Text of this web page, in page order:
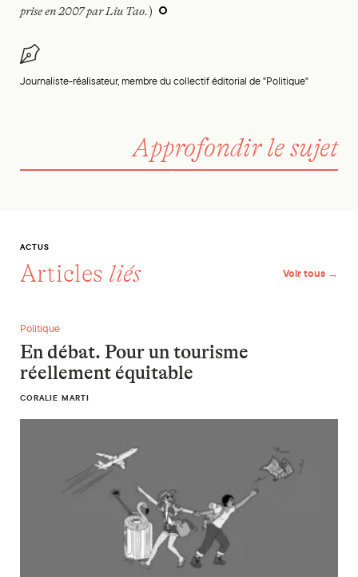
Journaliste-réalisateur, membre du collectif éditorial de "Politique"
prise en 2007 par Liu Tao.)
Approfondir le sujet
ACTUS
Articles liés Voir tous →
En débat. Pour un tourisme réellement équitable
Politique
En débat. Pour un tourisme
réellement équitable
CORALIE MARTI